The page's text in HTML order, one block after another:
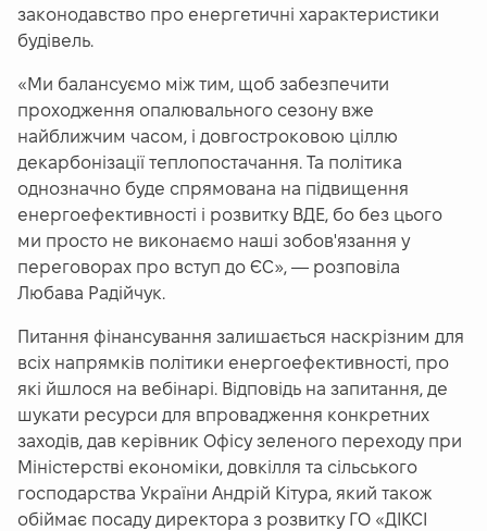
законодавство про енергетичні характеристики
будівель.
«Ми балансуємо між тим, щоб забезпечити
проходження опалювального сезону вже
найближчим часом, і довгостроковою ціллю
декарбонізації теплопостачання. Та політика
однозначно буде спрямована на підвищення
енергоефективності і розвитку ВДЕ, бо без цього
ми просто не виконаємо наші зобов'язання у
переговорах про вступ до ЄС», — розповіла
Любава Радійчук.
Питання фінансування залишається наскрізним для
всіх напрямків політики енергоефективності, про
які йшлося на вебінарі. Відповідь на запитання, де
шукати ресурси для впровадження конкретних
заходів, дав керівник Офісу зеленого переходу при
Міністерстві економіки, довкілля та сільського
господарства України Андрій Кітура, який також
обіймає посаду директора з розвитку ГО «ДІКСІ